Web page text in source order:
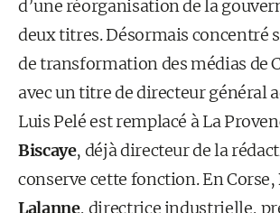
d’une réorganisation de la
deux titres. Désormais concentré
de transformation des médias de
avec un titre de directeur général
Luis Pelé est remplacé à La
Biscaye, déjà directeur de la
conserve cette fonction. En Corse,
Lalanne, directrice industrielle,